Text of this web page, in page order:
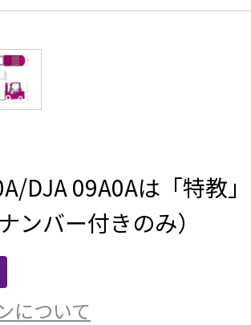
DJA 09A0Aは「特教
ンバー付きのみ）
について